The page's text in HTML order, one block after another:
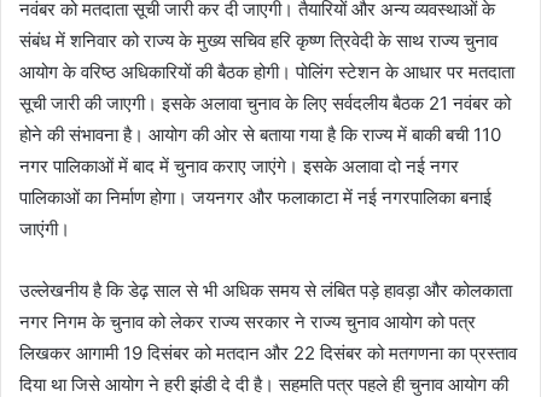
नवंबर को मतदाता सूची जारी कर दी जाएगी। तैयारियों और अन्य व्यवस्थाओं के
संबंध में शनिवार को राज्य के मुख्य सचिव हरि कृष्ण त्रिवेदी के साथ राज्य चुनाव
आयोग के वरिष्ठ अधिकारियों की बैठक होगी। पोलिंग स्टेशन के आधार पर मतदाता
सूची जारी की जाएगी। इसके अलावा चुनाव के लिए सर्वदलीय बैठक 21 नवंबर को
होने की संभावना है। आयोग की ओर से बताया गया है कि राज्य में बाकी बची 110
नगर पालिकाओं में बाद में चुनाव कराए जाएंगे। इसके अलावा दो नई नगर
पालिकाओं का निर्माण होगा। जयनगर और फलाकाटा में नई नगरपालिका बनाई
जाएंगी।
उल्लेखनीय है कि डेढ़ साल से भी अधिक समय से लंबित पड़े हावड़ा और कोलकाता
नगर निगम के चुनाव को लेकर राज्य सरकार ने राज्य चुनाव आयोग को पत्र
लिखकर आगामी 19 दिसंबर को मतदान और 22 दिसंबर को मतगणना का प्रस्ताव
दिया था जिसे आयोग ने हरी झंडी दे दी है। सहमति पत्र पहले ही चुनाव आयोग की